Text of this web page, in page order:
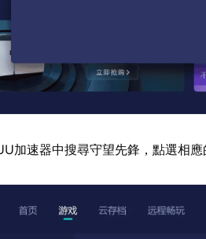
加速器中搜尋守望先鋒，點選相